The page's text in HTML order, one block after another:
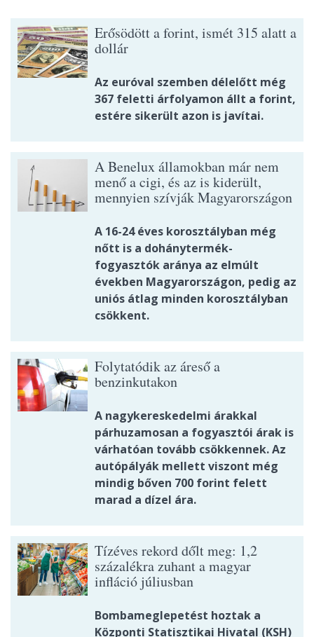
Erősödött a forint, ismét 315 alatt a
dollár
Az euróval szemben délelőtt még
367 feletti árfolyamon állt a forint,
estére sikerült azon is javítai.
A Benelux államokban már nem
menő a cigi, és az is kiderült,
mennyien szívják Magyarországon
A 16-24 éves korosztályban még
nőtt is a dohánytermék-
fogyasztók aránya az elmúlt
években Magyarországon, pedig az
uniós átlag minden korosztályban
csökkent.
Folytatódik az áreső a
benzinkutakon
A nagykereskedelmi árakkal
párhuzamosan a fogyasztói árak is
várhatóan tovább csökkennek. Az
autópályák mellett viszont még
mindig bőven 700 forint felett
marad a dízel ára.
Tízéves rekord dőlt meg: 1,2
százalékra zuhant a magyar
infláció júliusban
Bombameglepetést hoztak a
Központi Statisztikai Hivatal (KSH)